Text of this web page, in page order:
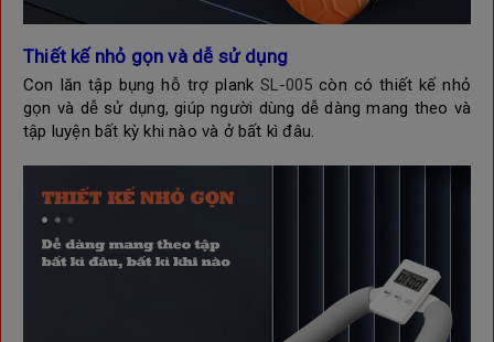
Thiết kế nhỏ gọn và dễ sử dụng
Con lăn tập bụng hỗ trợ plankSL-005 còn có thiết kế nhỏ
gọn và dễ sử dụng, giúp người dùng dễ dàng mang theo và
tập luyện bất kỳ khi nào và ở bất kì đâu.